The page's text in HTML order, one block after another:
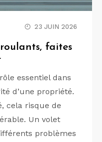
23 JUIN 2026
faites
essentiel dans
d’une propriété.
cela risque de
Un volet
problèmes